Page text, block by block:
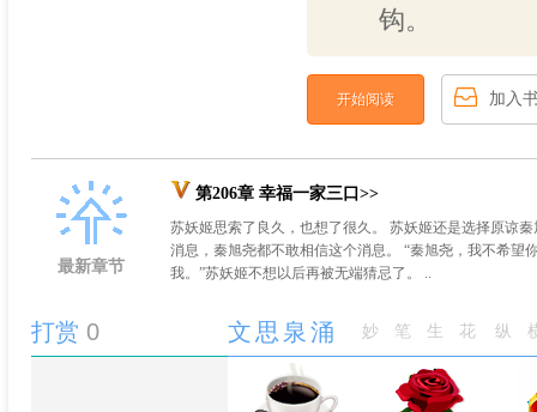
钩。
开始阅读 加入
最新章节
第206章 幸福一家三口>>
苏妖姬思索了良久，也想了很久。 苏妖姬还是选择原谅
消息，秦旭尧都不敢相信这个消息。 “秦旭尧，我不希望
我。”苏妖姬不想以后再被无端猜忌了。 ..
打赏 0 文思泉涌 妙笔生花 纵